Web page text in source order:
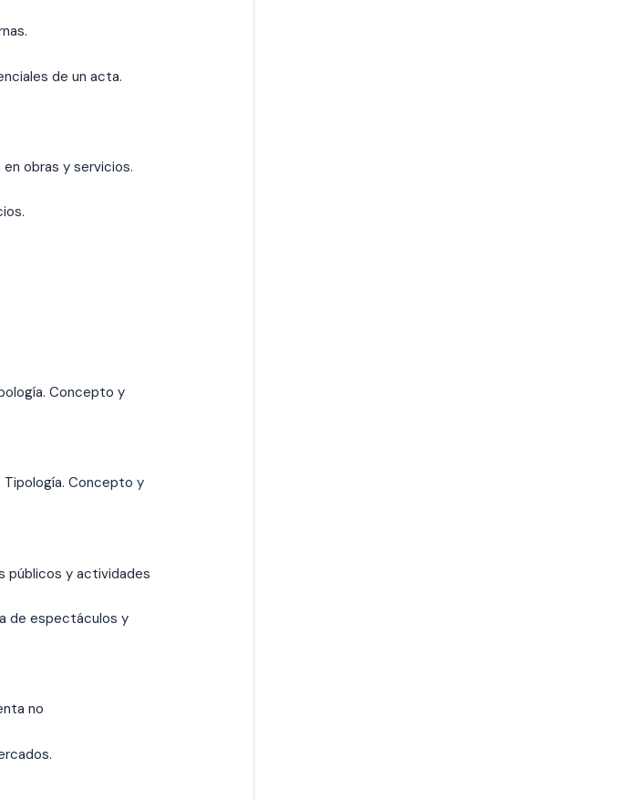
de un acta.
obras y servicios.
Concepto y
Concepto y
públicos y actividades
de espectáculos y
no